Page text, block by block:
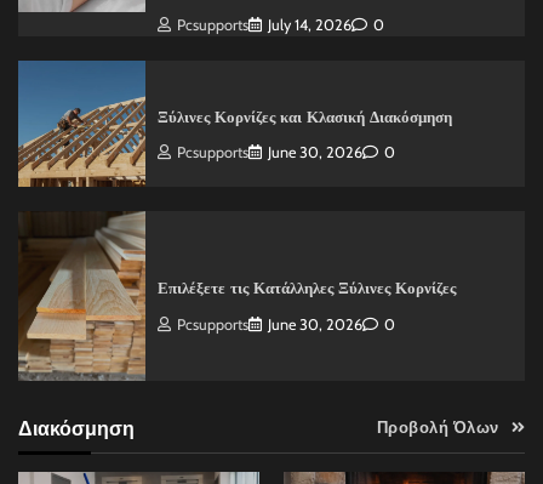
Pcsupports July 14, 2026 0
Ξύλινες Κορνίζες και Κλασική Διακόσμηση
Pcsupports June 30, 2026 0
Επιλέξετε τις Κατάλληλες Ξύλινες Κορνίζες
Pcsupports June 30, 2026 0
Διακόσμηση Προβολή Όλων